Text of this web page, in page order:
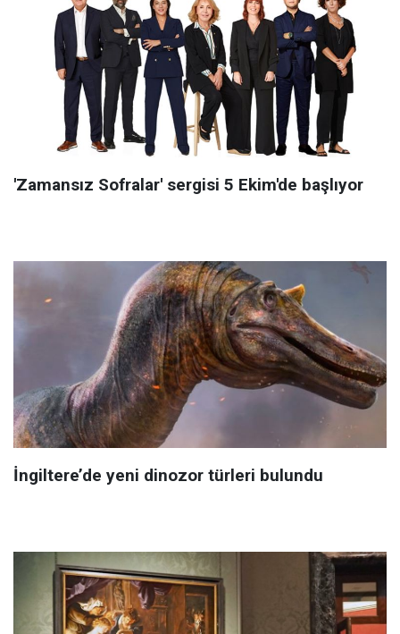
'Zamansız Sofralar' sergisi 5 Ekim'de başlıyor
İngiltere’de yeni dinozor türleri bulundu